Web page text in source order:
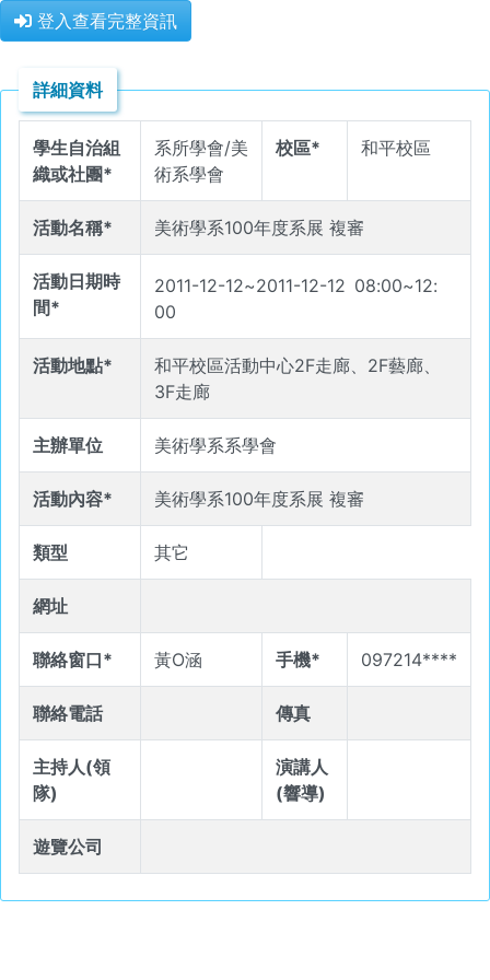
登入查看完整資訊
詳細資料
學生自治組
織或社團*
系所學會/美
術系學會
校區* 和平校區
活動名稱* 美術學系100年度系展 複審
活動日期時
間*
2011-12-12~2011-12-12 08:00~12:
00
活動地點*
和平校區活動中心2F走廊、2F藝廊、
3F走廊
主辦單位 美術學系系學會
活動內容* 美術學系100年度系展 複審
類型 其它
網址
聯絡窗口* 黃O涵 手機* 097214****
聯絡電話 傳真
主持人(領
隊)
演講人
(響導)
遊覽公司